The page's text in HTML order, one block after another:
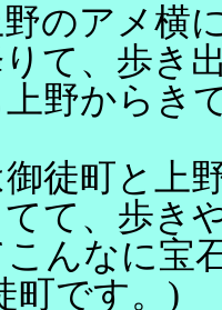
のアメ横
て、歩き
上野からき
御徒町と上
て、歩き
んなに宝
町です。)